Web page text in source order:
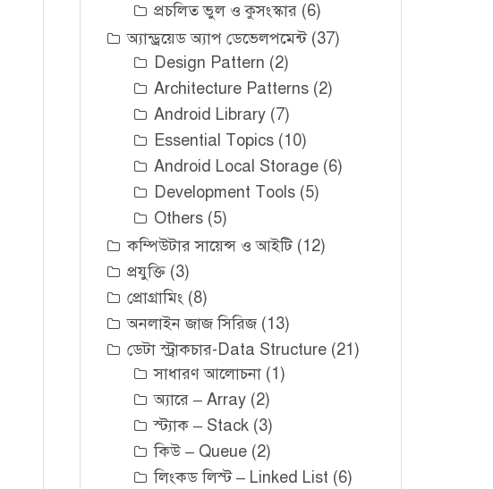
প্রচলিত ভুল ও কুসংস্কার (6)
অ্যান্ড্রয়েড অ্যাপ ডেভেলপমেন্ট(37)
Design Pattern (2)
Architecture Patterns (2)
Android Library (7)
Essential Topics (10)
Android Local Storage (6)
Development Tools (5)
Others (5)
কম্পিউটার সায়েন্স ও আইটি(12)
প্রযুক্তি (3)
প্রোগ্রামিং (8)
অনলাইন জাজ সিরিজ (13)
ডেটা স্ট্রাকচার-Data Structure (21)
সাধারণ আলোচনা (1)
অ্যারে – Array (2)
স্ট্যাক – Stack (3)
কিউ – Queue (2)
লিংকড লিস্ট – Linked List (6)